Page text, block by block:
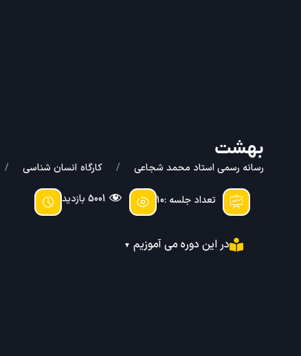
بهشت
رسانه رسمی استاد محمد شجاعی کارگاه انسان شناسی
تعداد جلسه :10
در این دوره می آموزیم ▼